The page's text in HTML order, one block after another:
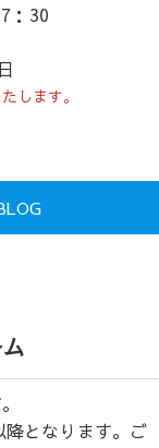
：30
します。
となります。ご